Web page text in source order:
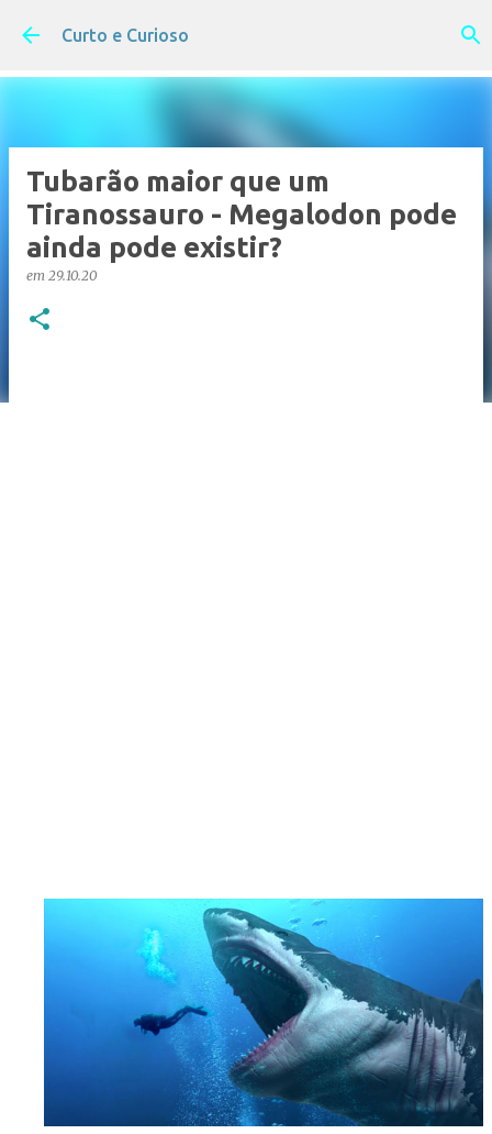
Pular para o conteúdo principal
Curto e Curioso
Tubarão maior que um
Tiranossauro - Megalodon pode
ainda pode existir?
em 29.10.20